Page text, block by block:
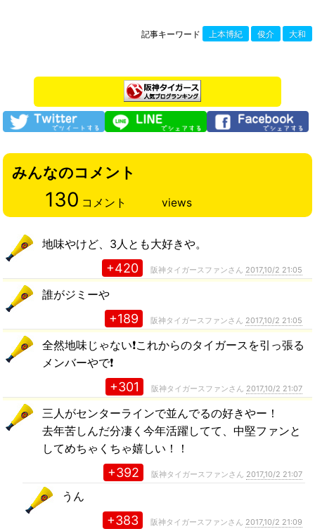
記事キーワード 上本博紀 俊介 大和
みんなのコメント
130 コメント views
地味やけど、3人とも大好きや。
+420 阪神タイガースファンさん 2017,10/2 21:05
誰がジミーや
+189 阪神タイガースファンさん 2017,10/2 21:05
全然地味じゃない❗これからのタイガースを引っ張る
メンバーやで❗
+301 阪神タイガースファンさん 2017,10/2 21:07
三人がセンターラインで並んでるの好きやー！
去年苦しんだ分凄く今年活躍してて、中堅ファンと
してめちゃくちゃ嬉しい！！
+392 阪神タイガースファンさん 2017,10/2 21:07
うん
+383 阪神タイガースファンさん 2017,10/2 21:09